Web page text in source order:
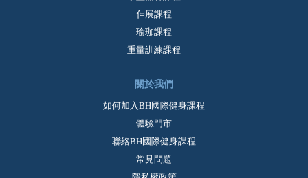
伸展課程
瑜珈課程
重量訓練課程
關於我們
如何加入BH國際健身課程
體驗門市
聯絡BH國際健身課程
常見問題